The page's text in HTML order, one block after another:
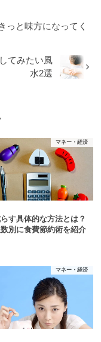
っと味方になってく
てみたい風
水2選
マネー・経済
す具体的な方法とは？
別に食費節約術を紹介
マネー・経済